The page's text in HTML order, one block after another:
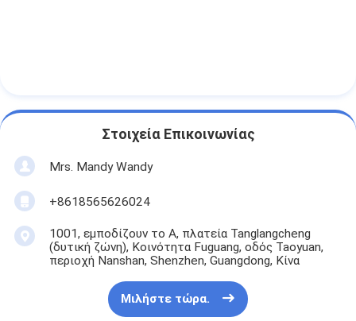
Στοιχεία Επικοινωνίας
Mrs. Mandy Wandy
+8618565626024
1001, εμποδίζουν το Α, πλατεία Tanglangcheng
(δυτική ζώνη), Κοινότητα Fuguang, οδός Taoyuan,
περιοχή Nanshan, Shenzhen, Guangdong, Κίνα
Μιλήστε τώρα.